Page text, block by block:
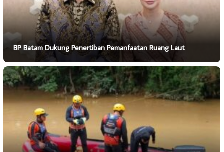
BP Batam Dukung Penertiban Pemanfaatan Ruang Laut